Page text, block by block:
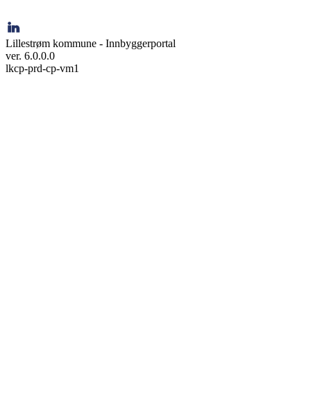
Lillestrøm kommune - Innbyggerportal
ver. 6.0.0.0
lkcp-prd-cp-vm1